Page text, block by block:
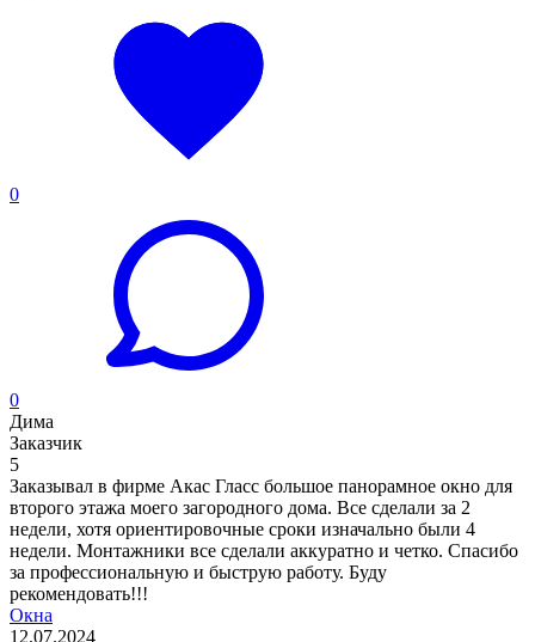
0
0
Дима
Заказчик
5
Заказывал в фирме Акас Гласс большое панорамное окно для
второго этажа моего загородного дома. Все сделали за 2
недели, хотя ориентировочные сроки изначально были 4
недели. Монтажники все сделали аккуратно и четко. Спасибо
за профессиональную и быструю работу. Буду
рекомендовать!!!
Окна
12.07.2024